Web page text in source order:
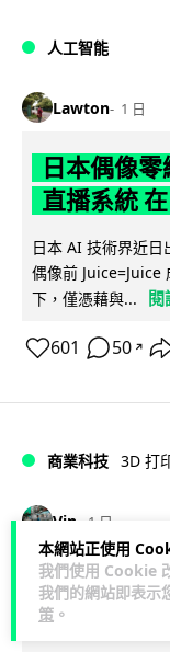
本網站正使用
我們使用 Cookie
我們的網站即表示
策 。
人工智能
Lawton 1 日
日本偶像
直播系統
日本 AI 技術界近
偶像前 Juice=Juice
下，僅憑藉與...
601 50 ↗
商業科技 3D 打
Vin 1 日
中三巴士鐵
水撥識郁 +